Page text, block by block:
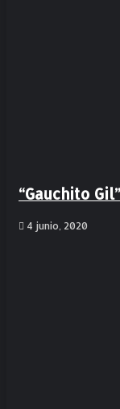
“Gauchito
4 junio, 2020